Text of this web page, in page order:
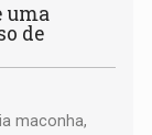
uma
de
maconha,